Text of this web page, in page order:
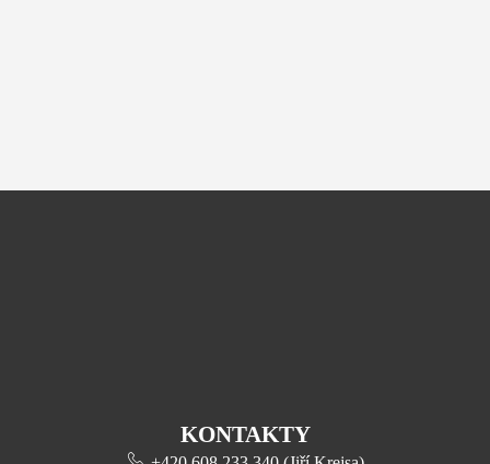
KONTAKTY